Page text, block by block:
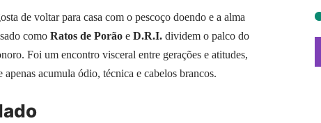
de voltar para casa com o pescoço doendo e a alma
como Ratos de Porão e D.R.I. dividem o palco do
Foi um encontro visceral entre gerações e atitudes,
acumula ódio, técnica e cabelos brancos.